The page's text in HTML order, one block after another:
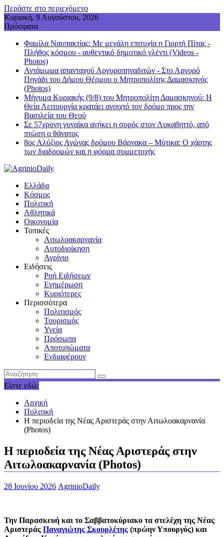
Περάστε στο περιεχόμενο
Κυριακή, 9 Αυγούστου, 2026
Πρόσφατα
Φαμίλα Ναυπακτίας: Με μεγάλη επιτυχία η Γιορτή Πίτας -
Πλήθος κόσμου - αυθεντικό δημοτικό γλέντι (Videos -
Photos)
Αντάμωμα απανταχού Αργυροπηγαδιτών - Στο Αργυρό
Πηγάδι του Δήμου Θέρμου ο Μητροπολίτης Δαμασκηνός
(Photos)
Μήνυμα Κυριακής (9/8) του Μητροπολίτη Δαμασκηνού: Η
Θεία Λειτουργία κρατάει ανοιχτό τον δρόμο προς την
Βασιλεία του Θεού
Σε 57χρονη γυναίκα ανήκει η σορός στον Λυκαβηττό, από
πτώση ο θάνατος
8ος Αλύζιος Αγώνας δρόμου Βάρνακα – Μύτικα: Ο χάρτης
των διαδρομών και η φόρμα συμμετοχής
Ελλάδα
Κόσμος
Πολιτική
Αθλητικά
Οικονομία
Τοπικές
Αιτωλοακαρνανία
Αυτοδιοίκηση
Αγρίνιο
Ειδήσεις
Ροή Ειδήσεων
Ενημέρωση
Κυριότερες
Περισσότερα
Πολιτισμός
Τουρισμός
Υγεία
Πρόσωπα
Αποτυπώματα
Ενδιαφέρουν
Είστε εδώ:
Αρχική
Πολιτική
H περιοδεία της Νέας Αριστεράς στην Αιτωλοακαρνανία
(Photos)
H περιοδεία της Νέας Αριστεράς στην
Αιτωλοακαρνανία (Photos)
28 Ιουνίου 2026 AgrinioDaily
Την Παρασκευή και το Σαββατοκύριακο τα στελέχη της Νέας
Αριστεράς Παναγιώτης Σκουρλέτης (πρώην Υπουργός) και